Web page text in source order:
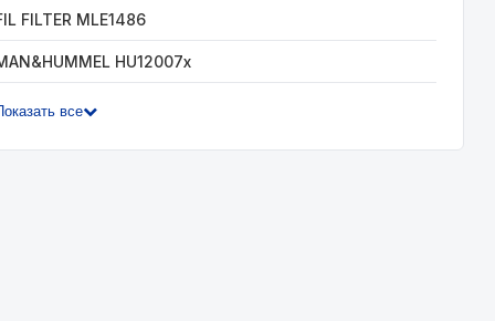
FILTER MLE1486
HU12007x
все